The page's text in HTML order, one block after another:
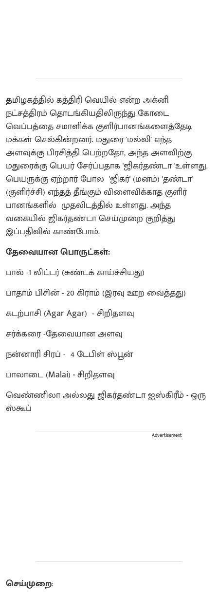
தமிழகத்தில் கத்திரி வெயில் என்ற அக்னி
நட்சத்திரம் தொடங்கியதிலிருந்து கோடை
வெப்பத்தை சமாளிக்க குளிர்பானங்களைத்தேடி
மக்கள் செல்கின்றனர். மதுரை 'மல்லி' எந்த
அளவுக்கு பிரசித்தி பெற்றதோ, அந்த அளவிற்கு
மதுரைக்கு பெயர் சேர்ப்பதாக 'ஜிகர்தண்டா 'உள்ளது.
பெயருக்கு ஏற்றார் போல 'ஜிகர்' (மனம்) 'தண்டா'
(குளிர்ச்சி) எந்தத் தீங்கும் விளைவிக்காத குளிர்
பானங்களில் முதலிடத்தில் உள்ளது. அந்த
வகையில் ஜிகர்தண்டா செய்முறை குறித்து
இப்பதிவில் காண்போம்.
தேவையான பொருட்கள்:
பால் -1 லிட்டர் (சுண்டக் காய்ச்சியது)
பாதாம் பிசின் - 20 கிராம் (இரவு ஊற வைத்தது)
கடற்பாசி (Agar Agar) - சிறிதளவு
சர்க்கரை -தேவையான அளவு
நன்னாரி சிரப் - 4 டேபிள் ஸ்பூன்
பாலாடை (Malai) -சிறிதளவு
வெண்ணிலா அல்லது ஜிகர்தண்டா ஐஸ்கிரீம் -ஒரு
ஸ்கூப்
Advertisement
செய்முறை: